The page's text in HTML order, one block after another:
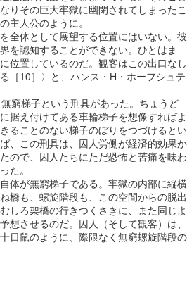
りその巨大牢獄に幽閉されてしまったこ
主人公のように。
全体として展望する位置にはいない。彼
を認知することができない。ひとはま
位置しているのだ。観客はこの出口なし
［10］〉と、ハンス・H・ホーフシュテ
窮梯子という刑具があった。ちょうど
据え付けてある車輪梯子を想像すればよ
ることのない梯子のぼりをつづけるとい
、この刑具は、囚人労働が経済的効果か
ので、囚人たちにただ恐怖と苦痛を味わ
た。
体が無窮梯子である。牢獄の内部に縦横
橋も、螺旋階段も、この空間からの脱出
しろ架橋の行きつくさきに、また同じよ
想させるのだ。囚人（そして観客）は、
日鼠のように、際限なく無窮螺旋階段の